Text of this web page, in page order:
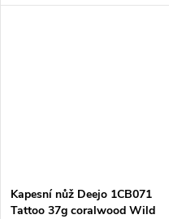
Kapesní nůž Deejo 1CB071
Tattoo 37g coralwood Wild